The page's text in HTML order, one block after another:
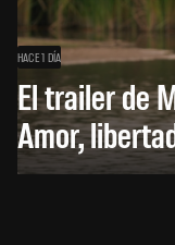
HACE 1 DÍA
El trailer de
Amor,